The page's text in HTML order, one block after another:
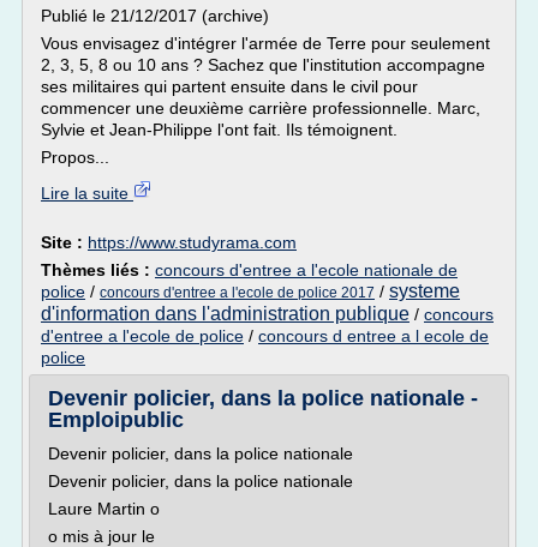
Publié le 21/12/2017 (archive)
Vous envisagez d'intégrer l'armée de Terre pour seulement
2, 3, 5, 8 ou 10 ans ? Sachez que l'institution accompagne
ses militaires qui partent ensuite dans le civil pour
commencer une deuxième carrière professionnelle. Marc,
Sylvie et Jean-Philippe l'ont fait. Ils témoignent.
Propos...
Lire la suite
Site : https://www.studyrama.com
Thèmes liés : concours d'entree a l'ecole nationale de
police / concours d'entree a l'ecole de police 2017 / systeme
d'information dans l'administration publique / concours
d'entree a l'ecole de police / concours d entree a l ecole de
police
Devenir policier, dans la police nationale -
Emploipublic
Devenir policier, dans la police nationale
Devenir policier, dans la police nationale
Laure Martin o
o mis à jour le